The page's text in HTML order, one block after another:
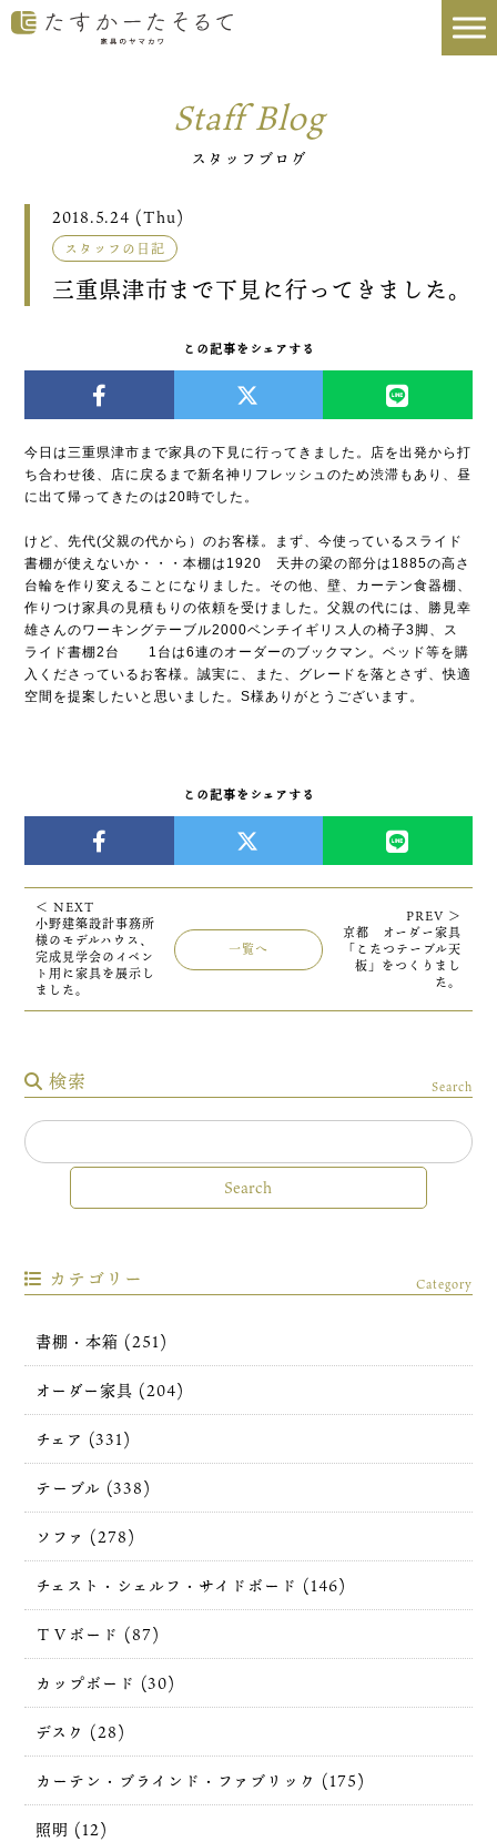
Staff Blog
スタッフブログ
2018.5.24 (Thu)
スタッフの日記
三重県津市まで下見に行ってきました。
この記事をシェアする
今日は三重県津市まで家具の下見に行ってきました。店を出発から打
ち合わせ後、店に戻るまで新名神リフレッシュのため渋滞もあり、昼
に出て帰ってきたのは20時でした。
けど、先代(父親の代から）のお客様。まず、今使っているスライド
書棚が使えないか・・・本棚は1920 天井の梁の部分は1885の高さ
台輪を作り変えることになりました。その他、壁、カーテン食器棚、
作りつけ家具の見積もりの依頼を受けました。父親の代には、勝見幸
雄さんのワーキングテーブル2000ベンチイギリス人の椅子3脚、ス
ライド書棚2台 1台は6連のオーダーのブックマン。ベッド等を購
入くださっているお客様。誠実に、また、グレードを落とさず、快適
空間を提案したいと思いました。S様ありがとうございます。
この記事をシェアする
＜ NEXT
小野建築設計事務所
様のモデルハウス、
完成見学会のイベン
ト用に家具を展示し
ました。
一覧へ
PREV ＞
京都 オーダー家具
「こたつテーブル天
板」をつくりまし
た。
検索 Search
カテゴリー Category
書棚・本箱 (251)
オーダー家具 (204)
チェア (331)
テーブル (338)
ソファ (278)
チェスト・シェルフ・サイドボード (146)
ＴＶボード (87)
カップボード (30)
デスク (28)
カーテン・ブラインド・ファブリック (175)
照明 (12)